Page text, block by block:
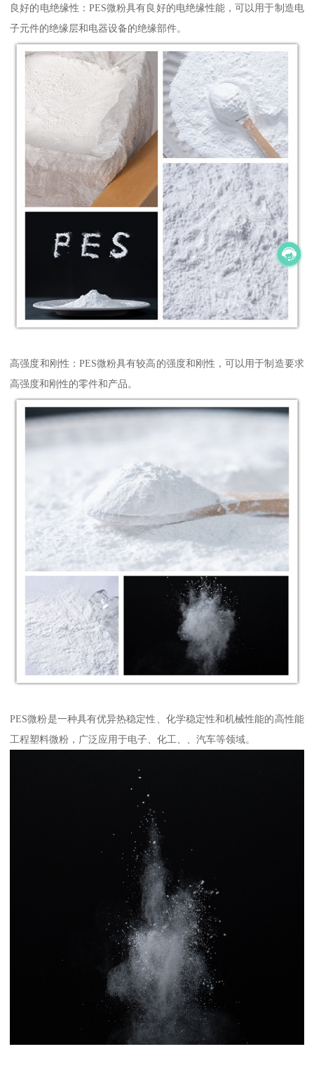
良好的电绝缘性：PES微粉具有良好的电绝缘性能，可以用于制造电
子元件的绝缘层和电器设备的绝缘部件。
高强度和刚性：PES微粉具有较高的强度和刚性，可以用于制造要求
高强度和刚性的零件和产品。
PES微粉是一种具有优异热稳定性、化学稳定性和机械性能的高性能
工程塑料微粉，广泛应用于电子、化工、、汽车等领域。